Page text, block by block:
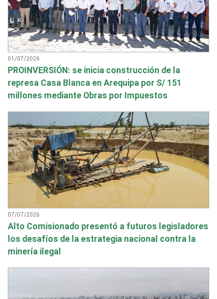
01/07/2026
PROINVERSIÓN: se inicia construcción de la
represa Casa Blanca en Arequipa por S/ 151
millones mediante Obras por Impuestos
07/07/2026
Alto Comisionado presentó a futuros legisladores
los desafíos de la estrategia nacional contra la
minería ilegal